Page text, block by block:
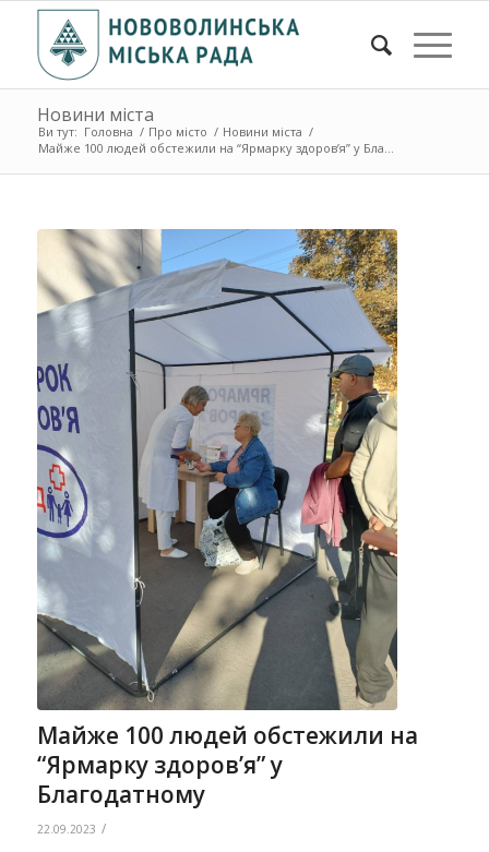
Новини міста
Ви тут: Головна / Про місто / Новини міста /
Майже 100 людей обстежили на “Ярмарку здоров’я” у Бла...
Майже 100 людей обстежили на
“Ярмарку здоров’я” у
Благодатному
22.09.2023 /